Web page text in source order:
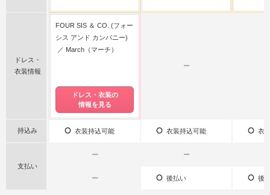
ドレス・
衣装情報
FOUR SIS ＆ CO. (フォー
シス アンド カンパニー)
March（マーチ）
ドレス・衣装の
情報を見る
ー
持込み 衣装持込可能 衣装持込可能 衣
支払い
ー ー
ー 後払い 後